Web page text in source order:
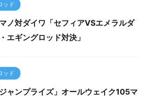
ッド
ノ対ダイワ「セフィアVSエメラルダ
エギングロッド対決」
ッド
ジャンプライズ」オールウェイク105マ